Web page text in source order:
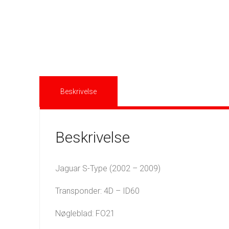
Beskrivelse
Beskrivelse
Jaguar S-Type (2002 – 2009)
Transponder: 4D – ID60
Nøgleblad: FO21